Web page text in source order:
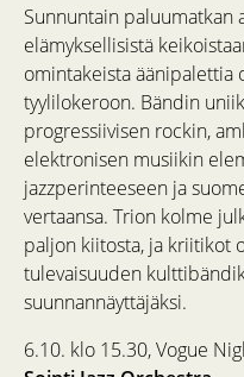
Sunnuntain paluumatkan
elämyksellisistä
omintakeista äänipalettia
tyylilokeroon. Bändin
progressiivisen rockin,
elektronisen musiikin
jazzperinteeseen ja
vertaansa. Trion kolme
paljon kiitosta, ja kriitikot
tulevaisuuden
suunnannäyttäjäksi.
6.10. klo 15.30, Vogue